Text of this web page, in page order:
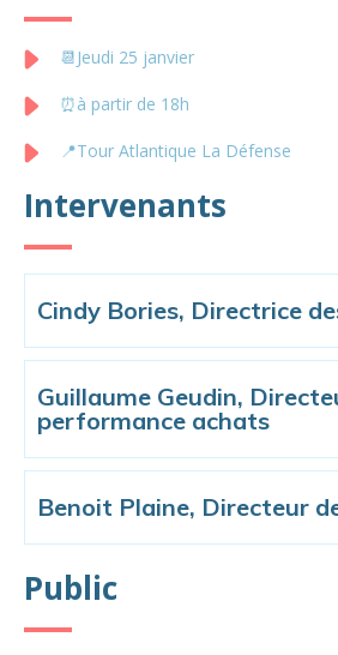
📆Jeudi 25 janvier
⏰à partir de 18h
📍Tour Atlantique La Défense
Intervenants
Cindy Bories, Directrice
Guillaume Geudin,
performance achats
Benoit Plaine, Directeur
Public